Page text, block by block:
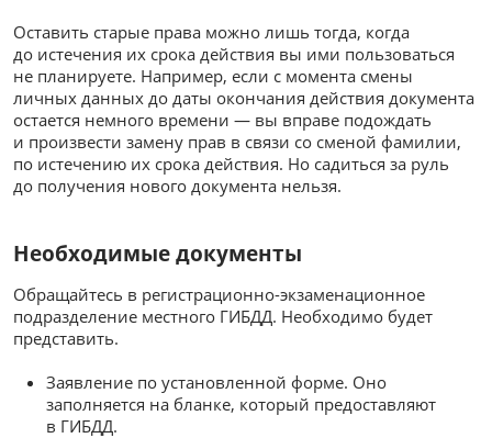
Оставить старые права можно лишь тогда, когда
до истечения их срока действия вы ими пользоваться
не планируете. Например, если с момента смены
личных данных до даты окончания действия документа
остается немного времени — вы вправе подождать
и произвести замену прав в связи со сменой фамилии,
по истечению их срока действия. Но садиться за руль
до получения нового документа нельзя.
Необходимые документы
Обращайтесь в регистрационно-экзаменационное
подразделение местного ГИБДД. Необходимо будет
представить.
Заявление по установленной форме. Оно
заполняется на бланке, который предоставляют
в ГИБДД.